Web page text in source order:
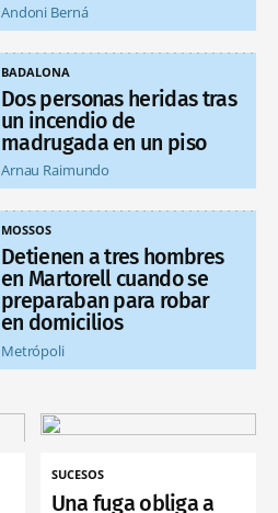
Andoni Berná
BADALONA
Dos personas heridas tras
un incendio de
madrugada en un piso
Arnau Raimundo
MOSSOS
Detienen a tres hombres
en Martorell cuando se
preparaban para robar
en domicilios
Metrópoli
SUCESOS
Una fuga obliga a